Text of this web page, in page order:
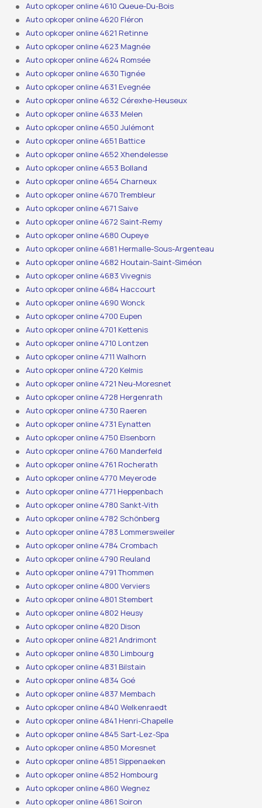
Auto opkoper online 4610 Queue-Du-Bois
Auto opkoper online 4620 Fléron
Auto opkoper online 4621 Retinne
Auto opkoper online 4623 Magnée
Auto opkoper online 4624 Romsée
Auto opkoper online 4630 Tignée
Auto opkoper online 4631 Evegnée
Auto opkoper online 4632 Cérexhe-Heuseux
Auto opkoper online 4633 Melen
Auto opkoper online 4650 Julémont
Auto opkoper online 4651 Battice
Auto opkoper online 4652 Xhendelesse
Auto opkoper online 4653 Bolland
Auto opkoper online 4654 Charneux
Auto opkoper online 4670 Trembleur
Auto opkoper online 4671 Saive
Auto opkoper online 4672 Saint-Remy
Auto opkoper online 4680 Oupeye
Auto opkoper online 4681 Hermalle-Sous-Argenteau
Auto opkoper online 4682 Houtain-Saint-Siméon
Auto opkoper online 4683 Vivegnis
Auto opkoper online 4684 Haccourt
Auto opkoper online 4690 Wonck
Auto opkoper online 4700 Eupen
Auto opkoper online 4701 Kettenis
Auto opkoper online 4710 Lontzen
Auto opkoper online 4711 Walhorn
Auto opkoper online 4720 Kelmis
Auto opkoper online 4721 Neu-Moresnet
Auto opkoper online 4728 Hergenrath
Auto opkoper online 4730 Raeren
Auto opkoper online 4731 Eynatten
Auto opkoper online 4750 Elsenborn
Auto opkoper online 4760 Manderfeld
Auto opkoper online 4761 Rocherath
Auto opkoper online 4770 Meyerode
Auto opkoper online 4771 Heppenbach
Auto opkoper online 4780 Sankt-Vith
Auto opkoper online 4782 Schönberg
Auto opkoper online 4783 Lommersweiler
Auto opkoper online 4784 Crombach
Auto opkoper online 4790 Reuland
Auto opkoper online 4791 Thommen
Auto opkoper online 4800 Verviers
Auto opkoper online 4801 Stembert
Auto opkoper online 4802 Heusy
Auto opkoper online 4820 Dison
Auto opkoper online 4821 Andrimont
Auto opkoper online 4830 Limbourg
Auto opkoper online 4831 Bilstain
Auto opkoper online 4834 Goé
Auto opkoper online 4837 Membach
Auto opkoper online 4840 Welkenraedt
Auto opkoper online 4841 Henri-Chapelle
Auto opkoper online 4845 Sart-Lez-Spa
Auto opkoper online 4850 Moresnet
Auto opkoper online 4851 Sippenaeken
Auto opkoper online 4852 Hombourg
Auto opkoper online 4860 Wegnez
Auto opkoper online 4861 Soiron